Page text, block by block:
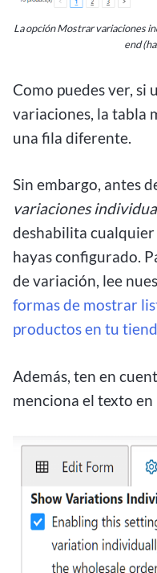
La opción Mostrar variaciones
end
Como puedes ver, si
variaciones, la tabla
una fila diferente.
Sin embargo, antes
variaciones
deshabilita
hayas configurado.
de variación, lee
formas de mostrar
productos en tu
Además, ten en
menciona el texto en